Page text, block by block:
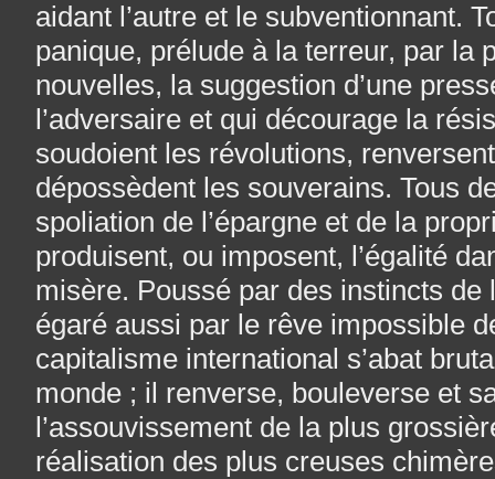
aidant l’autre et le subventionnant.
panique, prélude à la terreur, par la
nouvelles, la suggestion d’une
l’adversaire et qui décourage la
soudoient les révolutions,
dépossèdent les souverains. Tous
spoliation de l’épargne et de la
produisent, ou imposent, l’égalité
misère. Poussé par des instincts de
égaré aussi par le rêve impossible
capitalisme international s’abat
monde ; il renverse, bouleverse et
l’assouvissement de la plus
réalisation des plus creuses